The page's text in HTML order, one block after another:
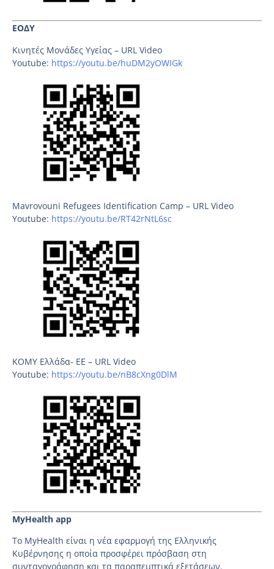
ΕΟΔΥ
Κινητές Μονάδες Υγείας – URL Video
Youtube: https://youtu.be/huDM2yOWIGk
Mavrovouni Refugees Identification Camp – URL Video
Youtube: https://youtu.be/RT42rNtL6sc
ΚΟΜΥ Ελλάδα- ΕΕ – URL Video
Youtube: https://youtu.be/nB8cXng0DlM
MyHealth app
Το MyHealth είναι η νέα εφαρμογή της Ελληνικής
Κυβέρνησης η οποία προσφέρει πρόσβαση στη
συνταγογράφηση και τα παραπεμπτικά εξετάσεων.